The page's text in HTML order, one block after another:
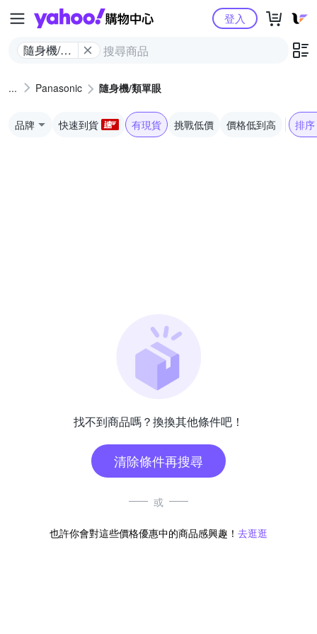
Yahoo購物中心
隨身機/類
登入
Panasonic 隨身機/類單眼
品牌 快速到貨 有現貨 挑戰低價 價格低到高 排序
找不到商品嗎？換換其他條件吧！
清除條件再搜尋
或
也許你會對這些價格優惠中的商品感興趣！ 去逛逛